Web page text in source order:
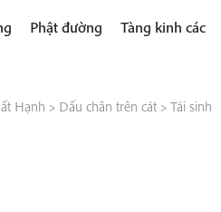
Phật đường Tàng kinh các
Hạnh > Dấu chân trên cát> Tái sinh